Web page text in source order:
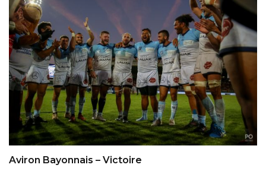
Aviron Bayonnais – Victoire